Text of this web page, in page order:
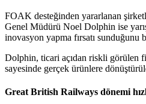
FOAK desteğinden yararlanan
Genel Müdürü Noel Dolphin ise
inovasyon yapma fırsatı sunduğunu
Dolphin, ticari açıdan riskli görülen
sayesinde gerçek ürünlere
Great British Railways dönemi